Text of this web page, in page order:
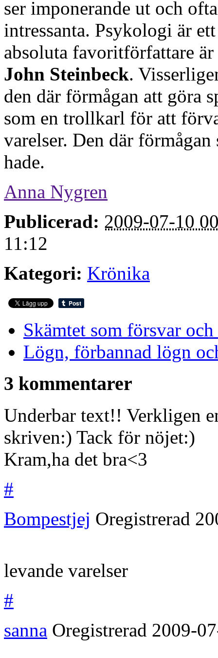
ser imponerande ut och
intressanta. Psykologi är
absoluta favoritförfattare är
John Steinbeck.
den där förmågan att göra
som en trollkarl för att
varelser. Den där
hade.
Anna Nygren
Publicerad: 2009-07-10
11:12
Kategori: Krönika
Skämtet som försvar
Lögn, förbannad lögn
3 kommentarer
Underbar text!! Verkligen
skriven:) Tack för nöjet:)
Kram,ha det bra<3
#
Bompestjej Oregistrerad
levande varelser
#
sanna Oregistrerad 2009-